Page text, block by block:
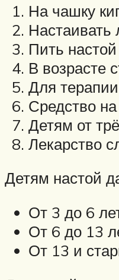
На чашку
Настаивать
Пить
В возрасте
Для
Средство
Детям от
Лекарство
Детям настой
От 3 до 6
От 6 до 13
От 13 и